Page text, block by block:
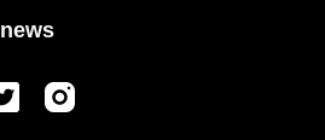
news